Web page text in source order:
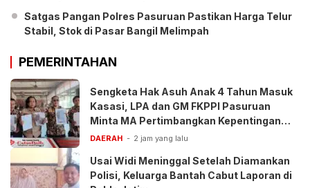
Satgas Pangan Polres Pasuruan Pastikan Harga Telur
Stabil, Stok di Pasar Bangil Melimpah
PEMERINTAHAN
Sengketa Hak Asuh Anak 4 Tahun Masuk
Kasasi, LPA dan GM FKPPI Pasuruan
Minta MA Pertimbangkan Kepentingan
Anak
DAERAH 2 jam yang lalu
Usai Widi Meninggal Setelah Diamankan
Polisi, Keluarga Bantah Cabut Laporan di